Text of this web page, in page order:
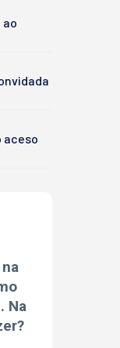
ao
aceso
Na